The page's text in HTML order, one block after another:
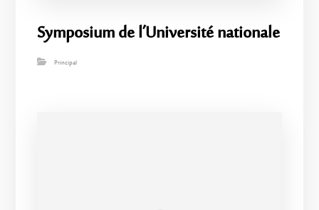
Symposium de l’Université nationale
Principal